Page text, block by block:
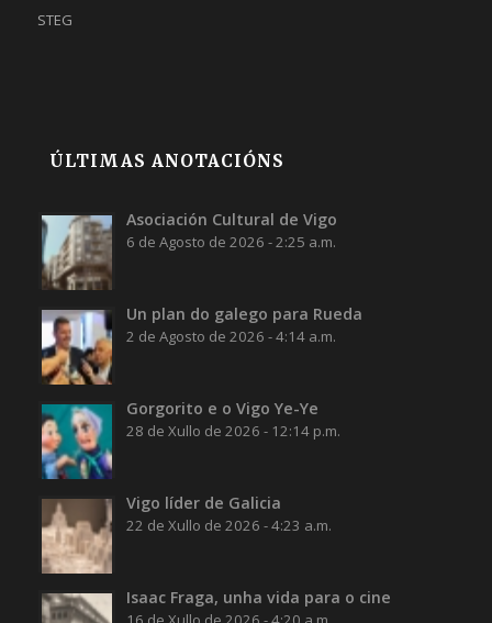
STEG
ÚLTIMAS ANOTACIÓNS
Asociación Cultural de Vigo
6 de Agosto de 2026 - 2:25 a.m.
Un plan do galego para Rueda
2 de Agosto de 2026 - 4:14 a.m.
Gorgorito e o Vigo Ye-Ye
28 de Xullo de 2026 - 12:14 p.m.
Vigo líder de Galicia
22 de Xullo de 2026 - 4:23 a.m.
Isaac Fraga, unha vida para o cine